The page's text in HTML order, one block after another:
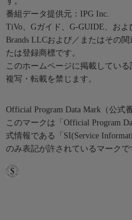
番組データ提供元：IPG Inc.
TiVo、Gガイド、G-GUIDE、お
Brands LLCおよび／またはその
たは登録商標です。
このホームページに掲載してい
複写・転載を禁じます。
Official Program Data Mark（公式
このマークは「Official Program
式情報である「SI(Service
のみ表記が許されているマークで